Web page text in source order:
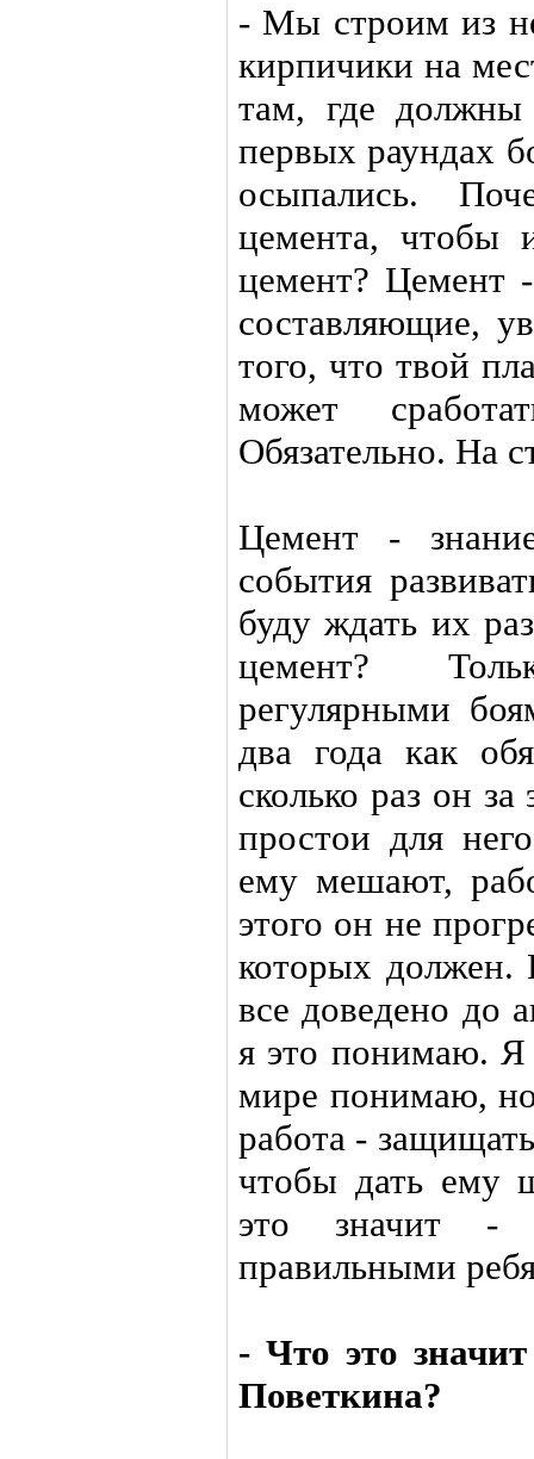
- Мы строим из
кирпичики на
там, где
первых раундах
осыпались.
цемента, чтобы
цемент? Цемент
составляющие,
того, что твой
может
Обязательно. На
Цемент -
события
буду ждать их
цемент?
регулярными
два года как
сколько раз он
простои для
ему мешают,
этого он не
которых должен.
все доведено до
я это понимаю.
мире понимаю,
работа -
чтобы дать ему
это значит -
правильными
- Что это
Поветкина?